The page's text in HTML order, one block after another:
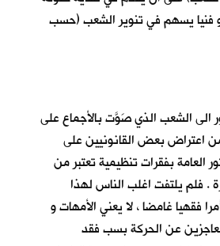
او فنيا يسهم في تنوير الشعب (حسب
الى الشعب الذي صَوَّت بالأجماع على
اعتراض بعض القانونيين على
العامة بفقرات تنظيمية تعتبر من
. فلم يلتفت اغلب الناس لهذا
فقهيا غامضا ، لا يعني الأمهات و
عن الحركة بسب فقد